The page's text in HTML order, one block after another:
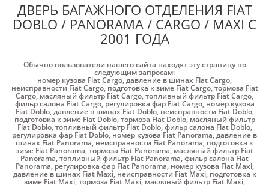
ДВЕРЬ БАГАЖНОГО ОТДЕЛЕНИЯ FIAT
DOBLO / PANORAMA / CARGO / MAXI С
2001 ГОДА
Обычно пользователи нашего сайта находят эту страницу по
следующим запросам:
номер кузова Fiat Cargo,давление в шинах Fiat Cargo,
неисправности Fiat Cargo, подготовка к зиме Fiat Cargo,тормоза Fiat
Cargo, масляный фильтр Fiat Cargo,топливный фильтр Fiat Cargo,
фильр салона Fiat Cargo, регулировка фар Fiat Cargo, номер кузова
Fiat Doblo,давление в шинах Fiat Doblo, неисправности Fiat Doblo,
подготовка к зиме Fiat Doblo,тормоза Fiat Doblo, масляный фильтр
Fiat Doblo,топливный фильтр Fiat Doblo,фильр салона Fiat Doblo,
регулировка фар Fiat Doblo, номер кузова Fiat Panorama,давление в
шинах Fiat Panorama, неисправности Fiat Panorama, подготовка к
зиме Fiat Panorama,тормоза Fiat Panorama, масляный фильтр Fiat
Panorama,топливный фильтр Fiat Panorama,фильр салона Fiat
Panorama, регулировка фар Fiat Panorama, номер кузова Fiat Maxi,
давление в шинах Fiat Maxi, неисправности Fiat Maxi, подготовка к
зиме Fiat Maxi,тормоза Fiat Maxi, масляный фильтр Fiat Maxi,